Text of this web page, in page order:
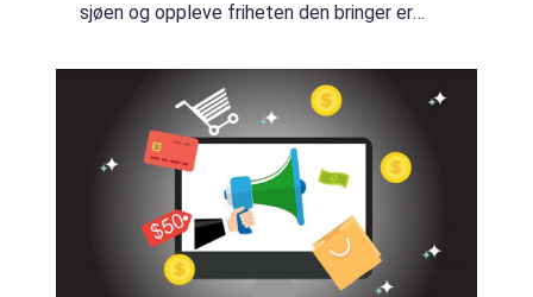
sjøen og oppleve friheten den bringer er
også en stor investering og kreve...